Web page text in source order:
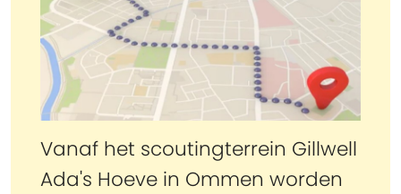
Vanaf het scoutingterrein Gillwell
Ada's Hoeve in Ommen worden